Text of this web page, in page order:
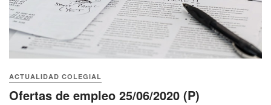
ACTUALIDAD COLEGIAL
Ofertas de empleo 25/06/2020 (P)